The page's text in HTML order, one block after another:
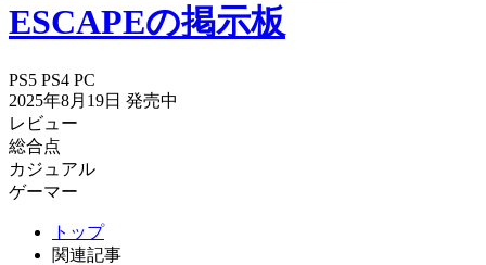
ESCAPEの掲示板
PS5 PS4 PC
2025年8月19日 発売中
レビュー
総合点
カジュアル
ゲーマー
トップ
関連記事